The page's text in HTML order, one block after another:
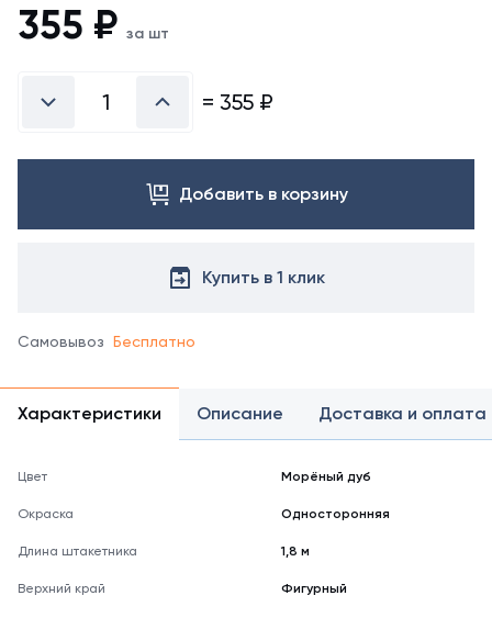
другого
355 ₽ за шт
= 355 ₽
Добавить в корзину
Купить в 1 клик
Самовывоз Бесплатно
Характеристики Описание Доставка и оплата
Цвет Морёный дуб
Окраска Односторонняя
Длина штакетника 1,8 м
Верхний край Фигурный